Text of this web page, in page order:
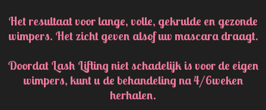
Het resultaat voor lange, volle, gekrulde en gezonde
wimpers. Het zicht geven alsof uw mascara draagt.
Doordat Lash Lifting niet schadelijk is voor de eigen
wimpers, kunt u de behandeling na 4/6weken
herhalen.